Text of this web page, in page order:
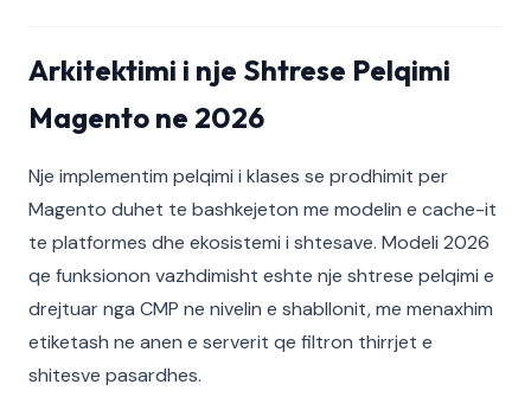
Arkitektimi i nje Shtrese Pelqimi
Magento ne 2026
Nje implementim pelqimi i klases se prodhimit per
Magento duhet te bashkejeton me modelin e cache-it
te platformes dhe ekosistemi i shtesave. Modeli 2026
qe funksionon vazhdimisht eshte nje shtrese pelqimi e
drejtuar nga CMP ne nivelin e shabllonit, me menaxhim
etiketash ne anen e serverit qe filtron thirrjet e
shitesve pasardhes.